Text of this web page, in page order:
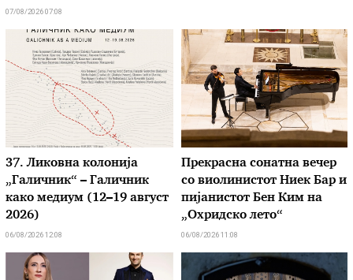
07/08/2026 07:08
37. Ликовна колонија
„Галичник“ – Галичник
како медиум (12–19 август
2026)
06/08/2026 12:08
Прекрасна сонатна вечер
со виолинистот Ниек Бар и
пијанистот Бен Ким на
„Охридско лето“
06/08/2026 11:08